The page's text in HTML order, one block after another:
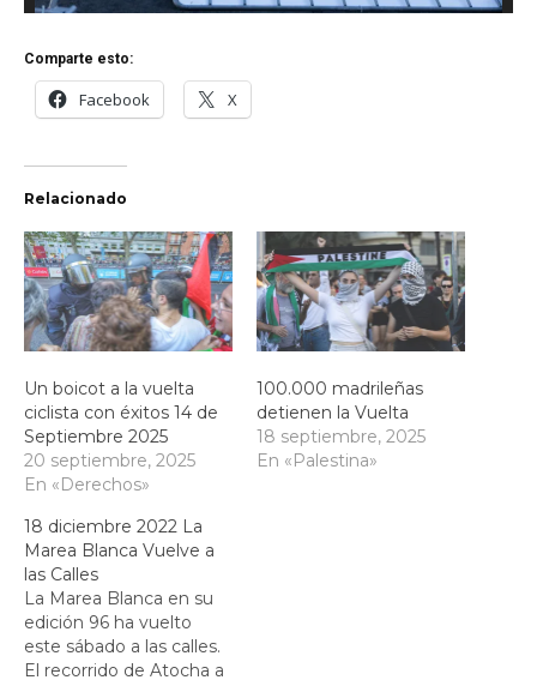
Comparte esto:
Facebook X
Relacionado
Un boicot a la vuelta
ciclista con éxitos 14 de
Septiembre 2025
20 septiembre, 2025
En «Derechos»
100.000 madrileñas
detienen la Vuelta
18 septiembre, 2025
En «Palestina»
18 diciembre 2022 La
Marea Blanca Vuelve a
las Calles
La Marea Blanca en su
edición 96 ha vuelto
este sábado a las calles.
El recorrido de Atocha a